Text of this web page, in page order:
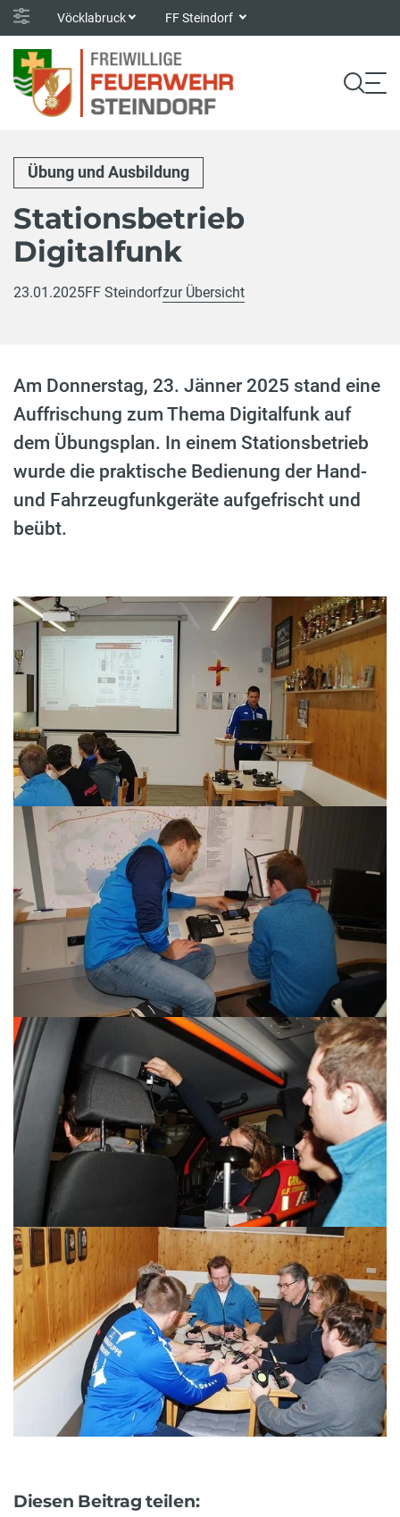
Vöcklabruck FF Steindorf
Übung und Ausbildung
Stationsbetrieb
Digitalfunk
23.01.2025FF Steindorfzur Übersicht
Am Donnerstag, 23. Jänner 2025 stand eine
Auffrischung zum Thema Digitalfunk auf
dem Übungsplan. In einem Stationsbetrieb
wurde die praktische Bedienung der Hand-
und Fahrzeugfunkgeräte aufgefrischt und
beübt.
Diesen Beitrag teilen: